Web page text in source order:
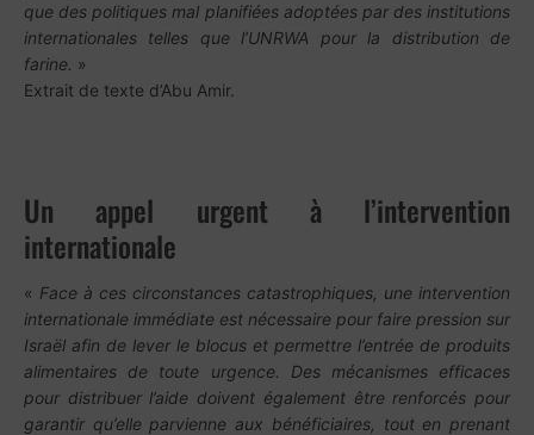
que des politiques mal planifiées adoptées par des institutions
internationales telles que l’UNRWA pour la distribution de
farine. »
Extrait de texte d’Abu Amir.
Un appel urgent à l’intervention
internationale
« Face à ces circonstances catastrophiques, une intervention
internationale immédiate est nécessaire pour faire pression sur
Israël afin de lever le blocus et permettre l’entrée de produits
alimentaires de toute urgence. Des mécanismes efficaces
pour distribuer l’aide doivent également être renforcés pour
garantir qu’elle parvienne aux bénéficiaires, tout en prenant